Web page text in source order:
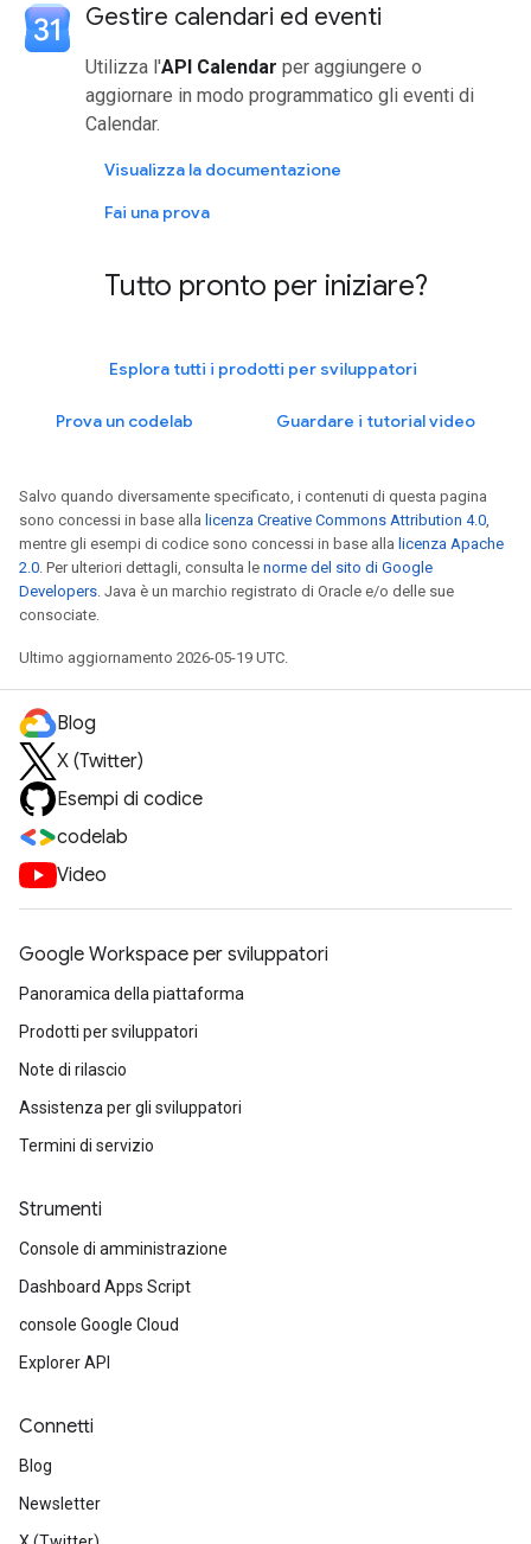
Gestire calendari ed eventi
Utilizza l'API Calendar per aggiungere o
aggiornare in modo programmatico gli eventi di
Calendar.
Visualizza la documentazione
Fai una prova
Tutto pronto per iniziare?
Esplora tutti i prodotti per sviluppatori
Prova un codelab Guardare i tutorial video
Salvo quando diversamente specificato, i contenuti di questa pagina
sono concessi in base alla licenza Creative Commons Attribution 4.0
mentre gli esempi di codice sono concessi in base alla licenza Apache
2.0 . Per ulteriori dettagli, consulta le norme del sito di Google
Developers . Java è un marchio registrato di Oracle e/o delle sue
consociate.
Ultimo aggiornamento 2026-05-19 UTC.
Blog
X (Twitter)
Esempi di codice
codelab
Video
Google Workspace per sviluppatori
Panoramica della piattaforma
Prodotti per sviluppatori
Note di rilascio
Assistenza per gli sviluppatori
Termini di servizio
Strumenti
Console di amministrazione
Dashboard Apps Script
console Google Cloud
Explorer API
Connetti
Blog
Newsletter